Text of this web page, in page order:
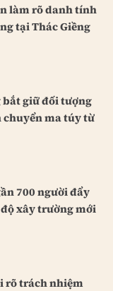
làm rõ danh tính
tại Thác Giềng
bắt giữ đối tượng
ma túy từ
700 người đẩy
xây trường mới
rõ trách nhiệm